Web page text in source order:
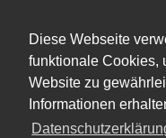
Diese Webseite
funktionale Cookies,
Website zu
Informationen